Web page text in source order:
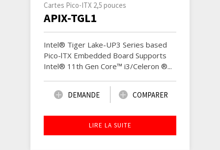
Cartes Pico-ITX 2,5 pouces
APIX-TGL1
Intel® Tiger Lake-UP3 Series based
Pico-lTX Embedded Board Supports
Intel® 11th Gen Core™ i3/Celeron ®...
DEMANDE COMPARER
LIRE LA SUITE